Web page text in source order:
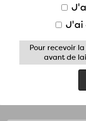
J'ai
Pour recevoir
avant de